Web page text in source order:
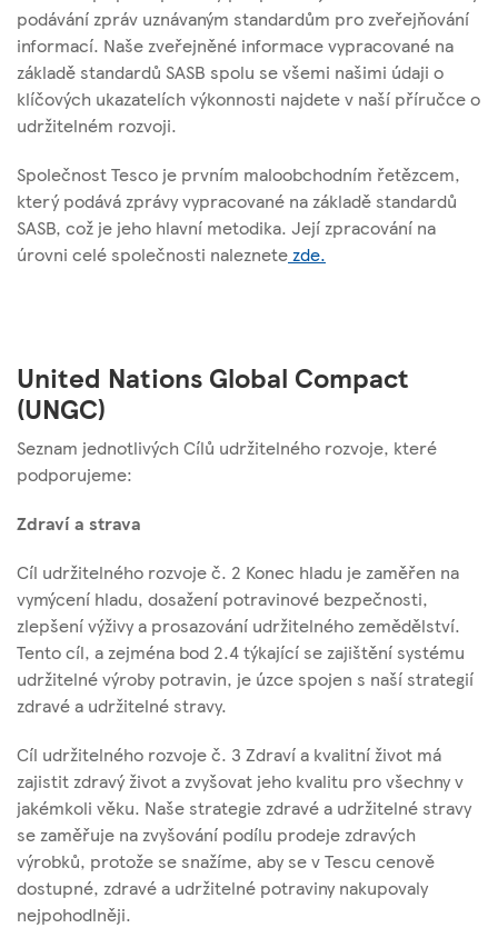
podávání zpráv uznávaným standardům pro zveřejňování
informací. Naše zveřejněné informace vypracované na
základě standardů SASB spolu se všemi našimi údaji o
klíčových ukazatelích výkonnosti najdete v naší příručce o
udržitelném rozvoji.
Společnost Tesco je prvním maloobchodním řetězcem,
který podává zprávy vypracované na základě standardů
SASB, což je jeho hlavní metodika. Její zpracování na
úrovni celé společnosti naleznetezde.
United Nations Global Compact
(UNGC)
Seznam jednotlivých Cílů udržitelného rozvoje, které
podporujeme:
Zdraví a strava
Cíl udržitelného rozvoje č. 2 Konec hladu je zaměřen na
vymýcení hladu, dosažení potravinové bezpečnosti,
zlepšení výživy a prosazování udržitelného zemědělství.
Tento cíl, a zejména bod 2.4 týkající se zajištění systému
udržitelné výroby potravin, je úzce spojen s naší strategií
zdravé a udržitelné stravy.
Cíl udržitelného rozvoje č. 3 Zdraví a kvalitní život má
zajistit zdravý život a zvyšovat jeho kvalitu pro všechny v
jakémkoli věku. Naše strategie zdravé a udržitelné stravy
se zaměřuje na zvyšování podílu prodeje zdravých
výrobků, protože se snažíme, aby se v Tescu cenově
dostupné, zdravé a udržitelné potraviny nakupovaly
nejpohodlněji.